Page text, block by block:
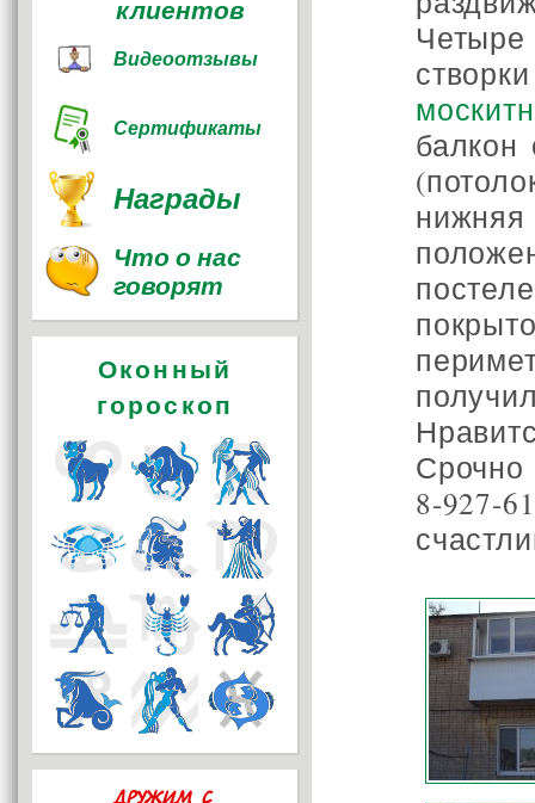
Четыре
балкон
8-927-
клиентов
Видеоотзывы
Сертификаты
Награды
Что о нас
говорят
Оконный
гороскоп